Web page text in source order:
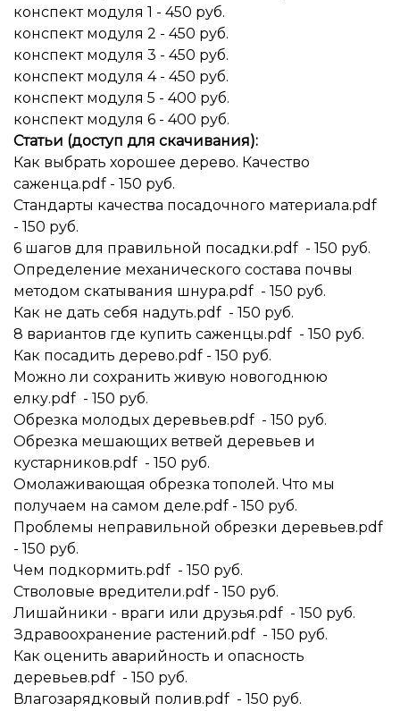
конспект модуля 1 - 450 руб.
конспект модуля 2 - 450 руб.
конспект модуля 3 - 450 руб.
конспект модуля 4 - 450 руб.
конспект модуля 5 - 400 руб.
конспект модуля 6 - 400 руб.
Статьи (доступ для скачивания):
Как выбрать хорошее дерево. Качество
саженца.pdf - 150 руб.
Стандарты качества посадочного материала.pdf
- 150 руб.
6 шагов для правильной посадки.pdf - 150 руб.
Определение механического состава почвы
методом скатывания шнура.pdf - 150 руб.
Как не дать себя надуть.pdf - 150 руб.
8 вариантов где купить саженцы.pdf - 150 руб.
Как посадить дерево.pdf - 150 руб.
Можно ли сохранить живую новогоднюю
елку.pdf - 150 руб.
Обрезка молодых деревьев.pdf - 150 руб.
Обрезка мешающих ветвей деревьев и
кустарников.pdf - 150 руб.
Омолаживающая обрезка тополей. Что мы
получаем на самом деле.pdf - 150 руб.
Проблемы неправильной обрезки деревьев.pdf
- 150 руб.
Чем подкормить.pdf - 150 руб.
Стволовые вредители.pdf - 150 руб.
Лишайники - враги или друзья.pdf - 150 руб.
Здравоохранение растений.pdf - 150 руб.
Как оценить аварийность и опасность
деревьев.pdf - 150 руб.
Влагозарядковый полив.pdf - 150 руб.